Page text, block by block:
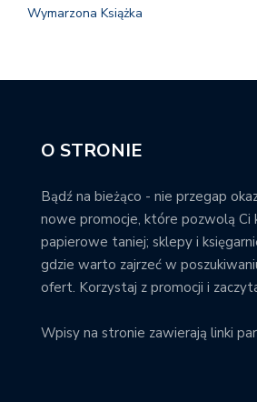
Wymarzona Książka
O STRONIE
Bądź na bieżąco - nie przegap
nowe promocje, które pozwolą Ci
papierowe taniej; sklepy i
gdzie warto zajrzeć w
ofert. Korzystaj z promocji i
Wpisy na stronie zawierają linki